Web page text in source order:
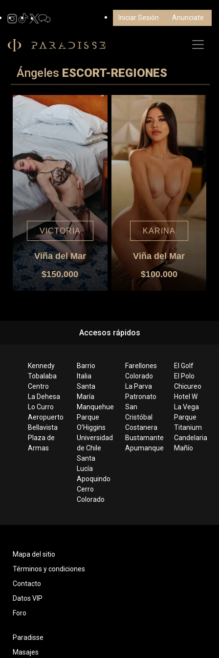
Iniciar Sesión Anunciate
Ángeles ESCORT-REGIONES
VICTORIA
Viña del Mar
$150.000
KARINA
Viña del Mar
$100.000
Accesos rápidos
Kennedy
Tobalaba
Centro
La Dehesa
Lo Curro
Aeropuerto
Bellavista
Plaza de
Armas
Barrio
Italia
Santa
María
Manquehue
Parque
O’Higgins
Universidad
de Chile
Santa
Lucía
Apoquindo
Cerro
Colorado
Farellones
Colorado
La Parva
Patronato
San
Cristóbal
Costanera
Bustamante
Apumanque
El Golf
El Polo
Chicureo
Hotel W
La Vega
Parque
Titanium
Candelaria
Mañío
Paradisse
Masajes
Mapa del sitio
Términos y condiciones
Contacto
Datos VIP
Foro